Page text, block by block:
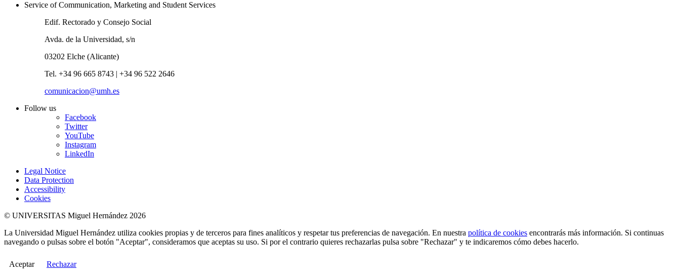
Service of Communication, Marketing and Student Services
Edif. Rectorado y Consejo Social
Avda. de la Universidad, s/n
03202 Elche (Alicante)
Tel. +34 96 665 8743 | +34 96 522 2646
comunicacion@umh.es
Follow us
Facebook
Twitter
YouTube
Instagram
LinkedIn
Legal Notice
Data Protection
Accessibility
Cookies
© UNIVERSITAS Miguel Hernández 2026
La Universidad Miguel Hernández utiliza cookies propias y de terceros para fines analíticos y respetar tus preferencias de navegación. En nuestra política de cookies encontrarás más información. Si continuas
navegando o pulsas sobre el botón "Aceptar", consideramos que aceptas su uso. Si por el contrario quieres rechazarlas pulsa sobre "Rechazar" y te indicaremos cómo debes hacerlo.
Aceptar Rechazar